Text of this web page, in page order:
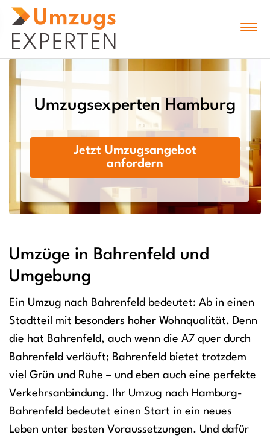
Umzugsexperten Hamburg
Jetzt Umzugsangebot
anfordern
Umzüge in Bahrenfeld und
Umgebung
Ein Umzug nach Bahrenfeld bedeutet: Ab in einen
Stadtteil mit besonders hoher Wohnqualität. Denn
die hat Bahrenfeld, auch wenn die A7 quer durch
Bahrenfeld verläuft; Bahrenfeld bietet trotzdem
viel Grün und Ruhe – und eben auch eine perfekte
Verkehrsanbindung. Ihr Umzug nach Hamburg-
Bahrenfeld bedeutet einen Start in ein neues
Leben unter besten Voraussetzungen. Und dafür